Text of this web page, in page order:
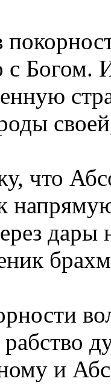
с
что
дары
и